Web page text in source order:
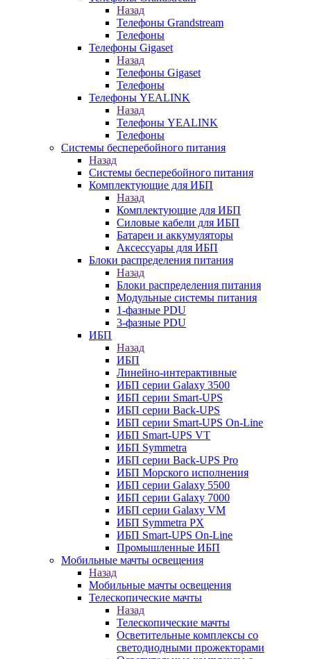
Назад
Телефоны Grandstream
Телефоны
Телефоны Gigaset
Назад
Телефоны Gigaset
Телефоны
Телефоны YEALINK
Назад
Телефоны YEALINK
Телефоны
Системы бесперебойного питания
Назад
Системы бесперебойного питания
Комплектующие для ИБП
Назад
Комплектующие для ИБП
Силовые кабели для ИБП
Батареи и аккумуляторы
Аксессуары для ИБП
Блоки распределения питания
Назад
Блоки распределения питания
Модульные системы питания
1-фазные PDU
3-фазные PDU
ИБП
Назад
ИБП
Линейно-интерактивные
ИБП серии Galaxy 3500
ИБП серии Smart-UPS
ИБП серии Back-UPS
ИБП серии Smart-UPS On-Line
ИБП Smart-UPS VT
ИБП Symmetra
ИБП серии Back-UPS Pro
ИБП Морского исполнения
ИБП серии Galaxy 5500
ИБП серии Galaxy 7000
ИБП серии Galaxy VM
ИБП Symmetra PX
ИБП Smart-UPS On-Line
Промышленные ИБП
Мобильные мачты освещения
Назад
Мобильные мачты освещения
Телескопические мачты
Назад
Телескопические мачты
Осветительные комплексы со
светодиодными прожекторами